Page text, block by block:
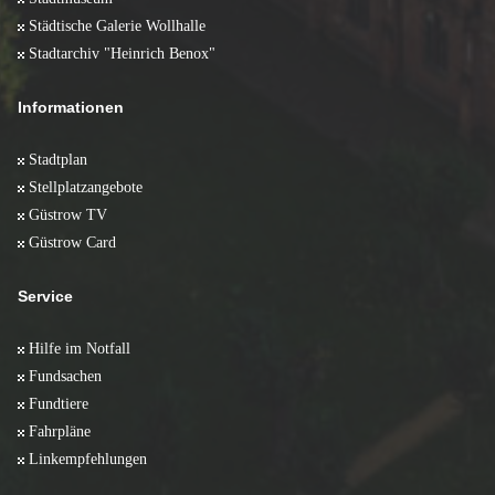
Städtische Galerie Wollhalle
Stadtarchiv "Heinrich Benox"
Informationen
Stadtplan
Stellplatzangebote
Güstrow TV
Güstrow Card
Service
Hilfe im Notfall
Fundsachen
Fundtiere
Fahrpläne
Linkempfehlungen